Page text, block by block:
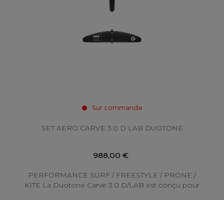
Sur commande
SET AERO CARVE 3.0 D LAB DUOTONE
988,00 €
PERFORMANCE SURF / FREESTYLE / PRONE /
KITE La Duotone Carve 3.0 D/LAB est conçu pour